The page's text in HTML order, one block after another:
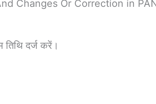
Changes Or Correction in
दर्ज करें।